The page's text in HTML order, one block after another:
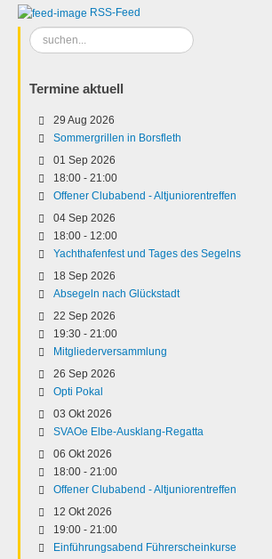
RSS-Feed
Suchen
...
Termine aktuell
29 Aug 2026
Sommergrillen in Borsfleth
01 Sep 2026
18:00 - 21:00
Offener Clubabend - Altjuniorentreffen
04 Sep 2026
18:00 - 12:00
Yachthafenfest und Tages des Segelns
18 Sep 2026
Absegeln nach Glückstadt
22 Sep 2026
19:30 - 21:00
Mitgliederversammlung
26 Sep 2026
Opti Pokal
03 Okt 2026
SVAOe Elbe-Ausklang-Regatta
06 Okt 2026
18:00 - 21:00
Offener Clubabend - Altjuniorentreffen
12 Okt 2026
19:00 - 21:00
Einführungsabend Führerscheinkurse